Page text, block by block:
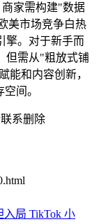
家需构建"数据
美市场竞争白热
擎。对于新手而
但需从"粗放式铺
能和内容创新，
间。
系删除
入局 TikTok 小